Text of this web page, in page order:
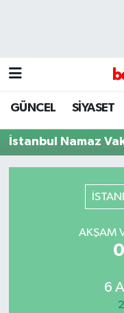
GÜNCEL SİYASET
İstanbul Namaz
AKŞAM
6